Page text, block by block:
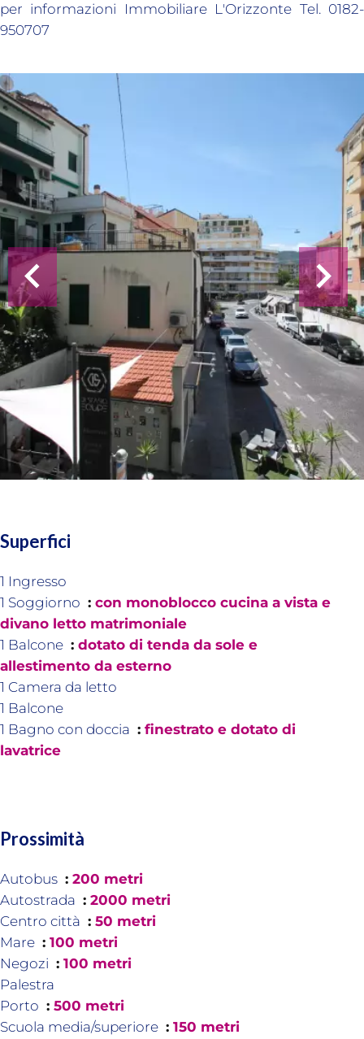
per informazioni Immobiliare L'Orizzonte Tel. 0182-
950707
Superfici
1 Ingresso
1 Soggiorno
con monoblocco cucina a vista e
divano letto matrimoniale
1 Balcone
dotato di tenda da sole e
allestimento da esterno
1 Camera da letto
1 Balcone
1 Bagno con doccia
finestrato e dotato di
lavatrice
Prossimità
Autobus
200 metri
Autostrada
2000 metri
Centro città
50 metri
Mare
100 metri
Negozi
100 metri
Palestra
Porto
500 metri
Scuola media/superiore
150 metri